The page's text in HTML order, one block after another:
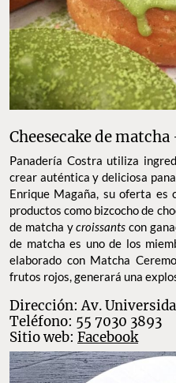
Cheesecake de
Panadería Costra utiliza
crear auténtica y deliciosa
Enrique Magaña, su oferta es
productos como bizcocho de
de matcha ycroissantscon
de matcha es uno de los
elaborado con Matcha
frutos rojos, generará una
Dirección: Av.
Teléfono: 55 7030 3893
Sitio web: Facebook